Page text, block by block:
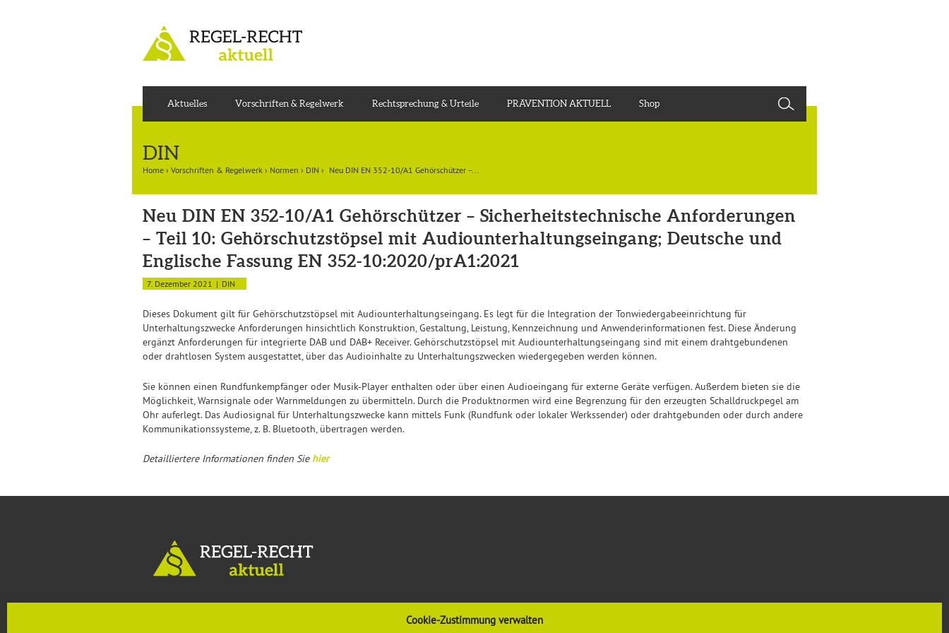
Cookie-Zustimmung verwalten
Aktuelles Vorschriften & Regelwerk Rechtsprechung & Urteile PRÄVENTION AKTUELL Shop
DIN
Home › Vorschriften & Regelwerk › Normen › DIN › Neu DIN EN 352-10/A1 Gehörschützer –...
Neu DIN EN 352-10/A1 Gehörschützer – Sicherheitstechnische Anforderungen
– Teil 10: Gehörschutzstöpsel mit Audiounterhaltungseingang; Deutsche und
Englische Fassung EN 352-10:2020/prA1:2021
7. Dezember 2021 DIN
Dieses Dokument gilt für Gehörschutzstöpsel mit Audiounterhaltungseingang. Es legt für die Integration der Tonwiedergabeeinrichtung für
Unterhaltungszwecke Anforderungen hinsichtlich Konstruktion, Gestaltung, Leistung, Kennzeichnung und Anwenderinformationen fest. Diese Änderung
ergänzt Anforderungen für integrierte DAB und DAB+ Receiver. Gehörschutzstöpsel mit Audiounterhaltungseingang sind mit einem drahtgebundenen
oder drahtlosen System ausgestattet, über das Audioinhalte zu Unterhaltungszwecken wiedergegeben werden können.
Sie können einen Rundfunkempfänger oder Musik-Player enthalten oder über einen Audioeingang für externe Geräte verfügen. Außerdem bieten sie die
Möglichkeit, Warnsignale oder Warnmeldungen zu übermitteln. Durch die Produktnormen wird eine Begrenzung für den erzeugten Schalldruckpegel am
Ohr auferlegt. Das Audiosignal für Unterhaltungszwecke kann mittels Funk (Rundfunk oder lokaler Werkssender) oder drahtgebunden oder durch andere
Kommunikationssysteme, z. B. Bluetooth, übertragen werden.
Detailliertere Informationen finden Sie hier
VORSCHRIFTEN & REGELWERK INFORMATIONEN